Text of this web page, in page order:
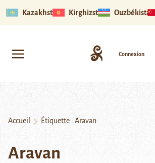
Kazakhstan Kirghizstan Ouzbékistan
Connexion
Accueil Étiquette : Aravan
Aravan